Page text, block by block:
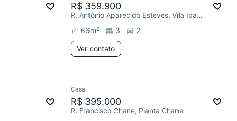
R$ 359.900
R. Antônio Aparecido Esteves, Vila Ipanema
66m² 3 2
Ver contato
Casa
R$ 395.000
R. Francisco Chane, Planta Chane